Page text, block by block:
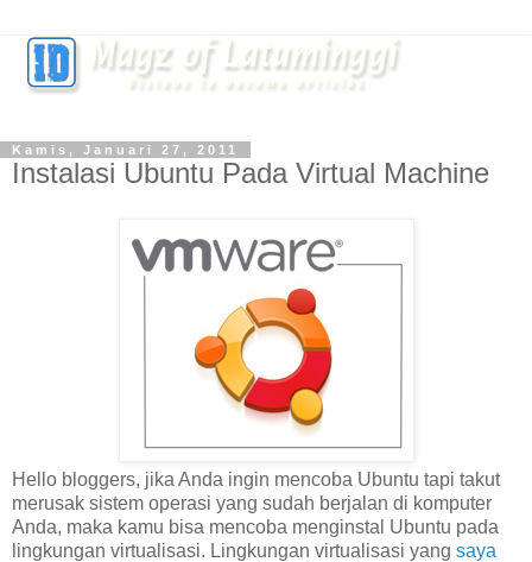
Kamis, Januari 27, 2011
Instalasi Ubuntu Pada Virtual Machine
Hello bloggers, jika Anda ingin mencoba Ubuntu tapi takut
merusak sistem operasi yang sudah berjalan di komputer
Anda, maka kamu bisa mencoba menginstal Ubuntu pada
lingkungan virtualisasi. Lingkungan virtualisasi yang saya